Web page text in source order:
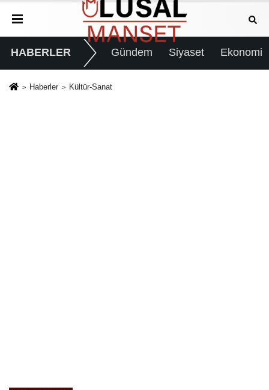
HABERLER Gündem Siyaset Ekonomi
Haberler Kültür-Sanat